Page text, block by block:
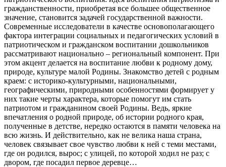
гражданственности, приобретая все большее общественное
значение, становится задачей государственной важности.
Современные исследователи в качестве основополагающего
фактора интеграции социальных и педагогических условий в
патриотическом и гражданском воспитании дошкольников
рассматривают национально – региональный компонент. При
этом акцент делается на воспитание любви к родному дому,
природе, культуре малой Родины. Знакомство детей с родным
краем: с историко-культурными, национальными,
географическими, природными особенностями формирует у
них такие черты характера, которые помогут им стать
патриотом и гражданином своей Родины. Ведь, яркие
впечатления о родной природе, об истории родного края,
полученные в детстве, нередко остаются в памяти человека на
всю жизнь. И действительно, как не велика наша страна,
человек связывает свое чувство любви к ней с теми местами,
где он родился, вырос; с улицей, по которой ходил не раз; с
двором, где посадил первое деревце…